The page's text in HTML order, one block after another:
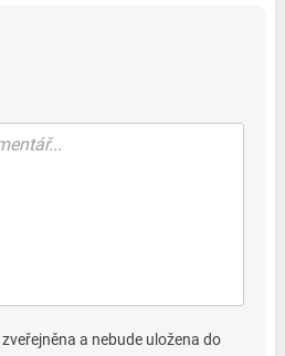
a nebude uložena do